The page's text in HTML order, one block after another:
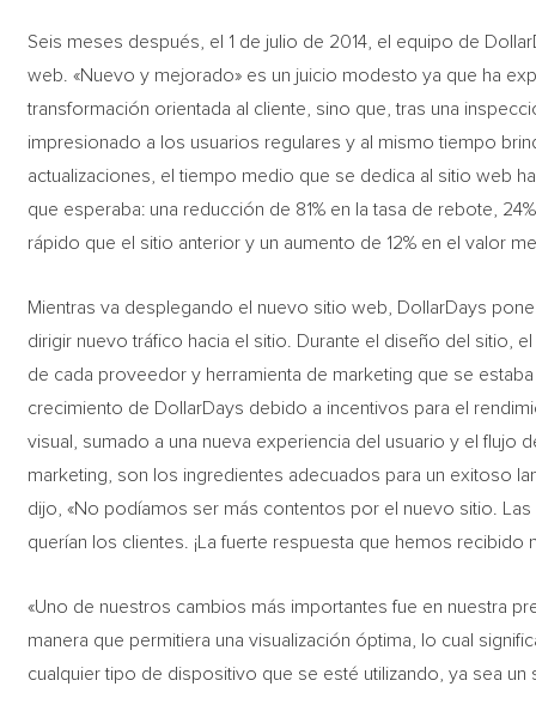
Seis meses después, el 1 de julio de 2014, el equipo de
web. «Nuevo y mejorado» es un juicio modesto ya que ha
transformación orientada al cliente, sino que, tras una
impresionado a los usuarios regulares y al mismo tiempo
actualizaciones, el tiempo medio que se dedica al sitio web
que esperaba: una reducción de 81% en la tasa de rebote,
rápido que el sitio anterior y un aumento de 12% en el valor
Mientras va desplegando el nuevo sitio web, DollarDays
dirigir nuevo tráfico hacia el sitio. Durante el diseño del sitio,
de cada proveedor y herramienta de marketing que se
crecimiento de DollarDays debido a incentivos para el
visual, sumado a una nueva experiencia del usuario y el flujo
marketing, son los ingredientes adecuados para un exitoso
dijo, «No podíamos ser más contentos por el nuevo sitio.
querían los clientes. ¡La fuerte respuesta que hemos
«Uno de nuestros cambios más importantes fue en nuestra
manera que permitiera una visualización óptima, lo cual
cualquier tipo de dispositivo que se esté utilizando, ya sea